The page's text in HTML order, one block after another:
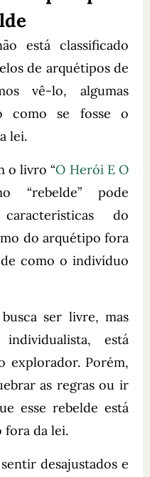
está classificado
de arquétipos de
vê-lo, algumas
como se fosse o
lei.
o livro “O Herói E O
“rebelde” pode
do
do arquétipo fora
como o indivíduo
ser livre, mas
está
explorador. Porém,
as regras ou ir
esse rebelde está
fora da lei.
desajustados e